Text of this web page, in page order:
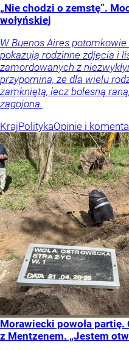
„Nie chodzi o zemstę”.
wołyńskiej
W Buenos Aires
pokazują rodzinne zdjęcia i
zamordowanych z
przypomina, że dla wielu
zamkniętą, lecz bolesną
zagojona.
KrajPolitykaOpinie i
Morawiecki powoła partię.
z Mentzenem. „Jestem